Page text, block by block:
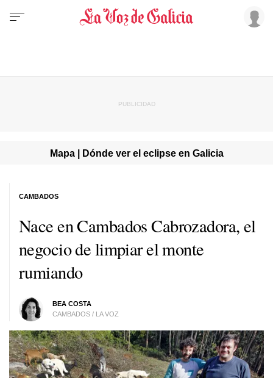
Mapa | Dónde ver el eclipse en Galicia
Nace en Cambados Cabrozadora, el
negocio de limpiar el monte
rumiando
BEA COSTA
CAMBADOS / LA VOZ
CAMBADOS